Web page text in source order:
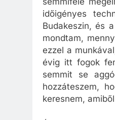
semmiféle
időigényes
Budakeszin, és
mondtam,
ezzel a
évig itt fogok
semmit se
hozzáteszem,
keresnem,